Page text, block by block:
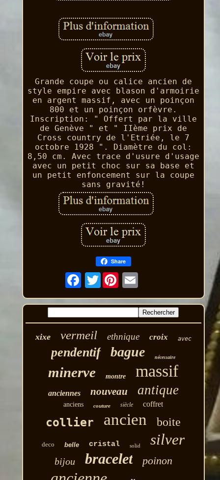
Grande coupe ou calice ancien de
style empire avec blason d'armoirie
en argent massif, avec un poinçon
800 et un poinçon orfèvre.
Inscription: " Offert par la ville
de Genève " et " IIème prix de
Cross country de l'Etriée, le 7
octobre 1928 ". Diamètre du col:
8,50 cm. Avec trace d'usure d'usage
avec un petit choc sur sa base et
un petit enfoncement sur la coupe
sans gravité!
Share
Twitter
xixe vermeil ethnique croix avec
pendentif bague nécessaire
minerve montre massif
anciennes nouveau antique
anciens couture siècle coffret
collier ancien boite
deco belle cristal solid silver
bijou bracelet poinon